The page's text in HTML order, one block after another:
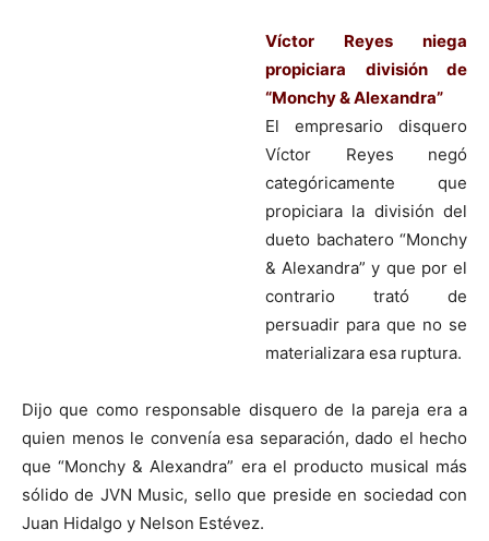
Víctor Reyes niega
propiciara división de
“Monchy & Alexandra”
El empresario disquero
Víctor Reyes negó
categóricamente que
propiciara la división del
dueto bachatero “Monchy
& Alexandra” y que por el
contrario trató de
persuadir para que no se
materializara esa ruptura.
Dijo que como responsable disquero de la pareja era a
quien menos le convenía esa separación, dado el hecho
que “Monchy & Alexandra” era el producto musical más
sólido de JVN Music, sello que preside en sociedad con
Juan Hidalgo y Nelson Estévez.